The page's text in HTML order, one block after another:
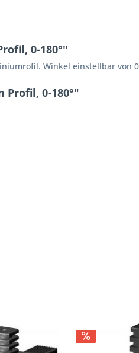
0-180°"
Winkel einstellbar von
0-180°"